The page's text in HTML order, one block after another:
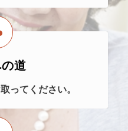
道
ってください。